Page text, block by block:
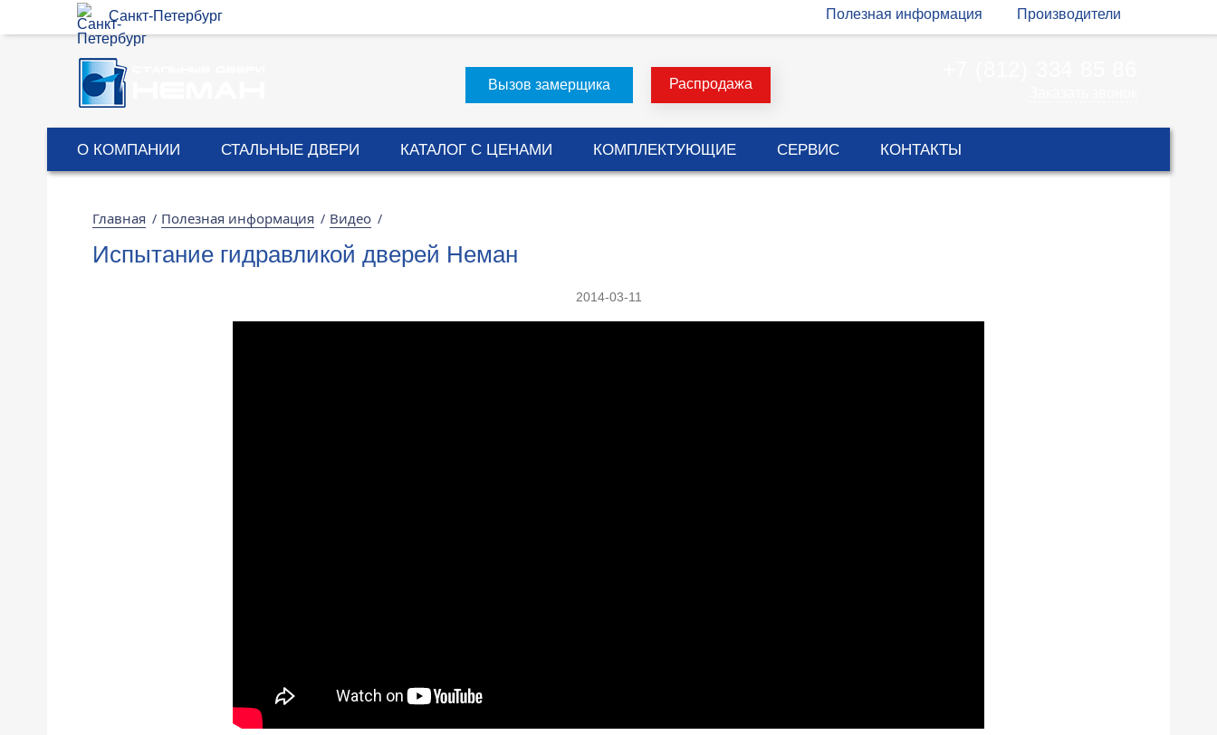
Санкт-Петербург Полезная информация Производители
Вызов замерщика Распродажа
О КОМПАНИИ СТАЛЬНЫЕ ДВЕРИ КАТАЛОГ С ЦЕНАМИ КОМПЛЕКТУЮЩИЕ СЕРВИС КОНТАКТЫ
Главная / Полезная информация / Видео /
Испытание гидравликой дверей Неман
2014-03-11